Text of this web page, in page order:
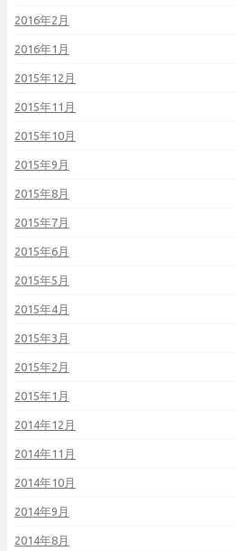
2016年2月
2016年1月
2015年12月
2015年11月
2015年10月
2015年9月
2015年8月
2015年7月
2015年6月
2015年5月
2015年4月
2015年3月
2015年2月
2015年1月
2014年12月
2014年11月
2014年10月
2014年9月
2014年8月